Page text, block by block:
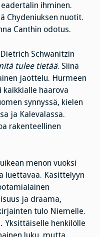
ihminen.
Chydeniuksen nuotit.
Canthin odotus.
Schwanitzin
tulee tietää. Siinä
jaottelu. Hurmeen
haarova
synnyssä, kielen
ja Kalevalassa.
rakenteellinen
menon vuoksi
luettavaa. Käsittelyyn
ja draama,
tulo Niemelle.
henkilölle